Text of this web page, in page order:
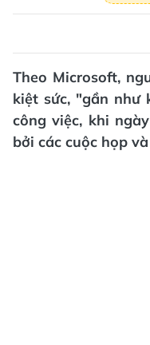
Theo Microsoft,
kiệt sức, "gần như
công việc, khi
bởi các cuộc họp